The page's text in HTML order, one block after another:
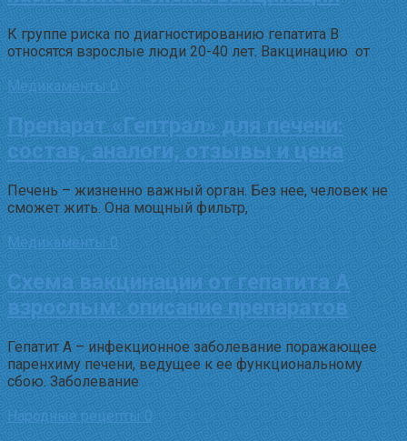
К группе риска по диагностированию гепатита В
относятся взрослые люди 20-40 лет. Вакцинацию от
Медикаменты 0
Препарат «Гептрал» для печени:
состав, аналоги, отзывы и цена
Печень – жизненно важный орган. Без нее, человек не
сможет жить. Она мощный фильтр,
Медикаменты 0
Схема вакцинации от гепатита А
взрослым: описание препаратов
Гепатит А – инфекционное заболевание поражающее
паренхиму печени, ведущее к ее функциональному
сбою. Заболевание
Народные рецепты 0